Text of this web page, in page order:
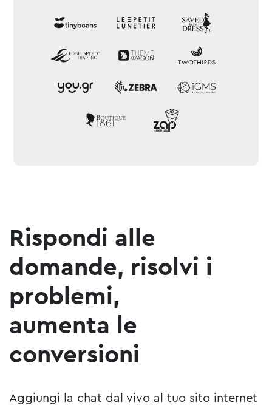
Rispondi alle
domande, risolvi i
problemi,
aumenta le
conversioni
Aggiungi la chat dal vivo al tuo sito internet